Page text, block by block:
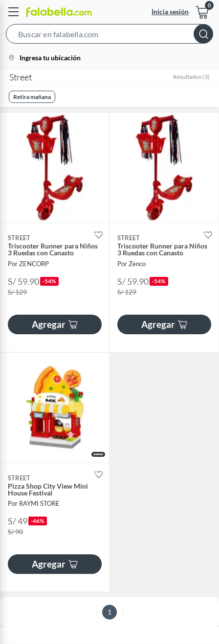
Inicia sesión
Bar
location-
icon
Ingresa tu ubicación
Street Resultados (3)
Retira mañana
STREET
Triscooter Runner para Niños
3 Ruedas con Canasto
Por ZENCORP
S/ 59.90 -54%
S/ 129
Agregar
STREET
Triscooter Runner para Niños
3 Ruedas con Canasto
Por Zenco
S/ 59.90 -54%
S/ 129
Agregar
STREET
Pizza Shop City View Mini
House Festival
Por RAYMI STORE
S/ 49 -46%
S/ 90
Agregar
1